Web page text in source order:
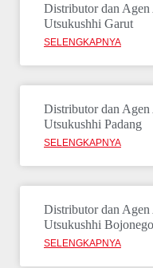
Distributor dan Agen
Utsukushhi Garut
SELENGKAPNYA
Distributor dan Agen
Utsukushhi Padang
SELENGKAPNYA
Distributor dan Agen
Utsukushhi
SELENGKAPNYA